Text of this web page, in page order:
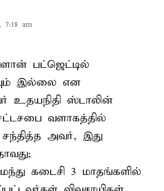
7:18 am
பட்ஜெட்டில்
இல்லை என
உதயநிதி ஸ்டாலின்
வளாகத்தில்
அவர், இது
கடைசி 3 மாதங்களில்